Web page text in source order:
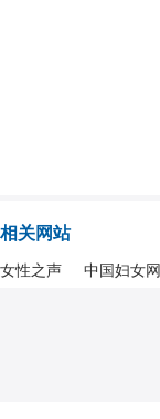
相关网站
女性之声 中国妇女网